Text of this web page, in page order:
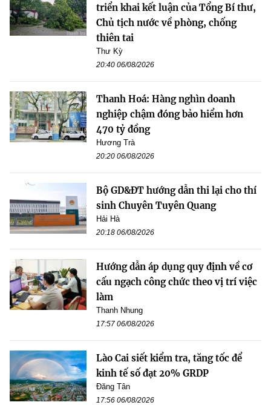
triển khai kết luận của Tổng Bí thư,
Chủ tịch nước về phòng, chống
thiên tai
Thư Kỳ
20:40 06/08/2026
Thanh Hoá: Hàng nghìn doanh
nghiệp chậm đóng bảo hiểm hơn
470 tỷ đồng
Hương Trà
20:20 06/08/2026
Bộ GD&ĐT hướng dẫn thi lại cho thí
sinh Chuyên Tuyên Quang
Hải Hà
20:18 06/08/2026
Hướng dẫn áp dụng quy định về cơ
cấu ngạch công chức theo vị trí việc
làm
Thanh Nhung
17:57 06/08/2026
Lào Cai siết kiểm tra, tăng tốc để
kinh tế số đạt 20% GRDP
Đăng Tân
17:56 06/08/2026